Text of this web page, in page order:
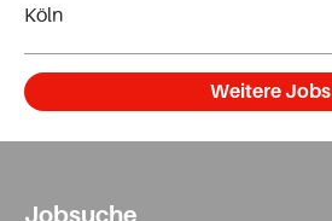
Köln
Weitere Jobs
Jobsuche